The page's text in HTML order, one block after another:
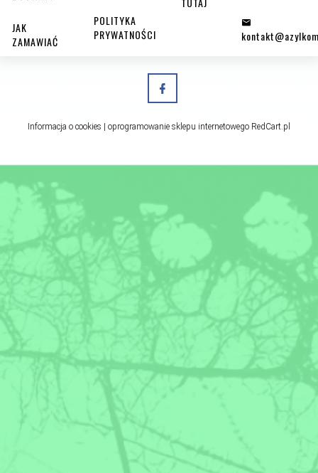
JAK
ZAMAWIAĆ
POLITYKA
PRYWATNOŚCI
Informacja o cookies | oprogramowanie sklepu internetowego RedCart.pl